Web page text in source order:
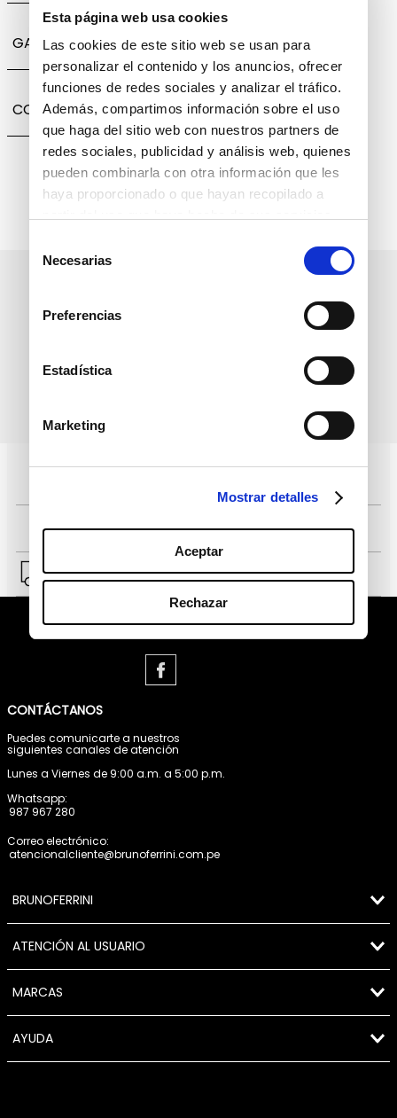
Esta página web usa cookies
Las cookies de este sitio web se usan para
personalizar el contenido y los anuncios, ofrecer
funciones de redes sociales y analizar el tráfico.
Además, compartimos información sobre el uso
que haga del sitio web con nuestros partners de
redes sociales, publicidad y análisis web, quienes
pueden combinarla con otra información que les
haya proporcionado o que hayan recopilado a
deNecesarias
Preferencias
Estadística
Marketing
Mostrar detalles
Aceptar
Rechazar
GARANTÍA, CAMBIOS Y DEVOLUCIONES
COMPARTIR
datos personales
Comprar fácil en solo 4 pasos
Envío a Lima y a provincias.
CONTÁCTANOS
Puedes comunicarte a nuestros
siguientes canales de atención
Lunes a Viernes de 9:00 a.m. a 5:00 p.m.
Whatsapp:
987 967 280
Correo electrónico:
atencionalcliente@brunoferrini.com.pe
BRUNOFERRINI
ATENCIÓN AL USUARIO
MARCAS
AYUDA